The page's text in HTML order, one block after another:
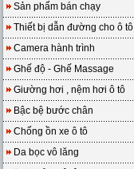
Sản phẩm bán chạy
Thiết bị dẫn đường cho ô tô
Camera hành trình
Ghế độ - Ghế Massage
Giường hơi , nệm hơi ô tô
Bậc bệ bước chân
Chống ồn xe ô tô
Da bọc vô lăng